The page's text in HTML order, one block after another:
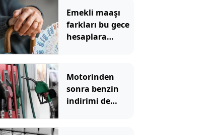
Emekli maaşı
farkları bu gece
hesaplara
Motorinden
sonra benzin
indirimi de